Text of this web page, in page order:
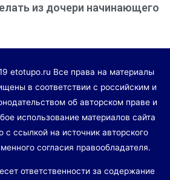
из дочери начинающего
etotupo.ru Все права на материалы
в соответствии с российским и
об авторском праве и
использование материалов сайта
с ссылкой на источник авторского
согласия правообладателя.
ответственности за содержание